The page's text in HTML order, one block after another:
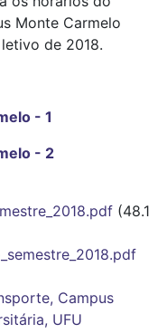
Monte Carmelo
de 2018.
- 1
- 2
(48.1
Campus
UFU